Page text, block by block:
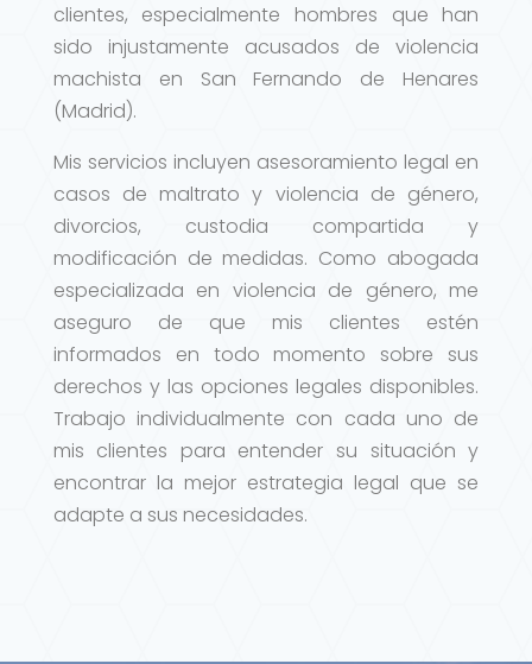
clientes, especialmente hombres que han
sido injustamente acusados de violencia
machista en San Fernando de Henares
(Madrid).
Mis servicios incluyen asesoramiento legal en
casos de maltrato y violencia de género,
divorcios, custodia compartida y
modificación de medidas. Como abogada
especializada en violencia de género, me
aseguro de que mis clientes estén
informados en todo momento sobre sus
derechos y las opciones legales disponibles.
Trabajo individualmente con cada uno de
mis clientes para entender su situación y
encontrar la mejor estrategia legal que se
adapte a sus necesidades.